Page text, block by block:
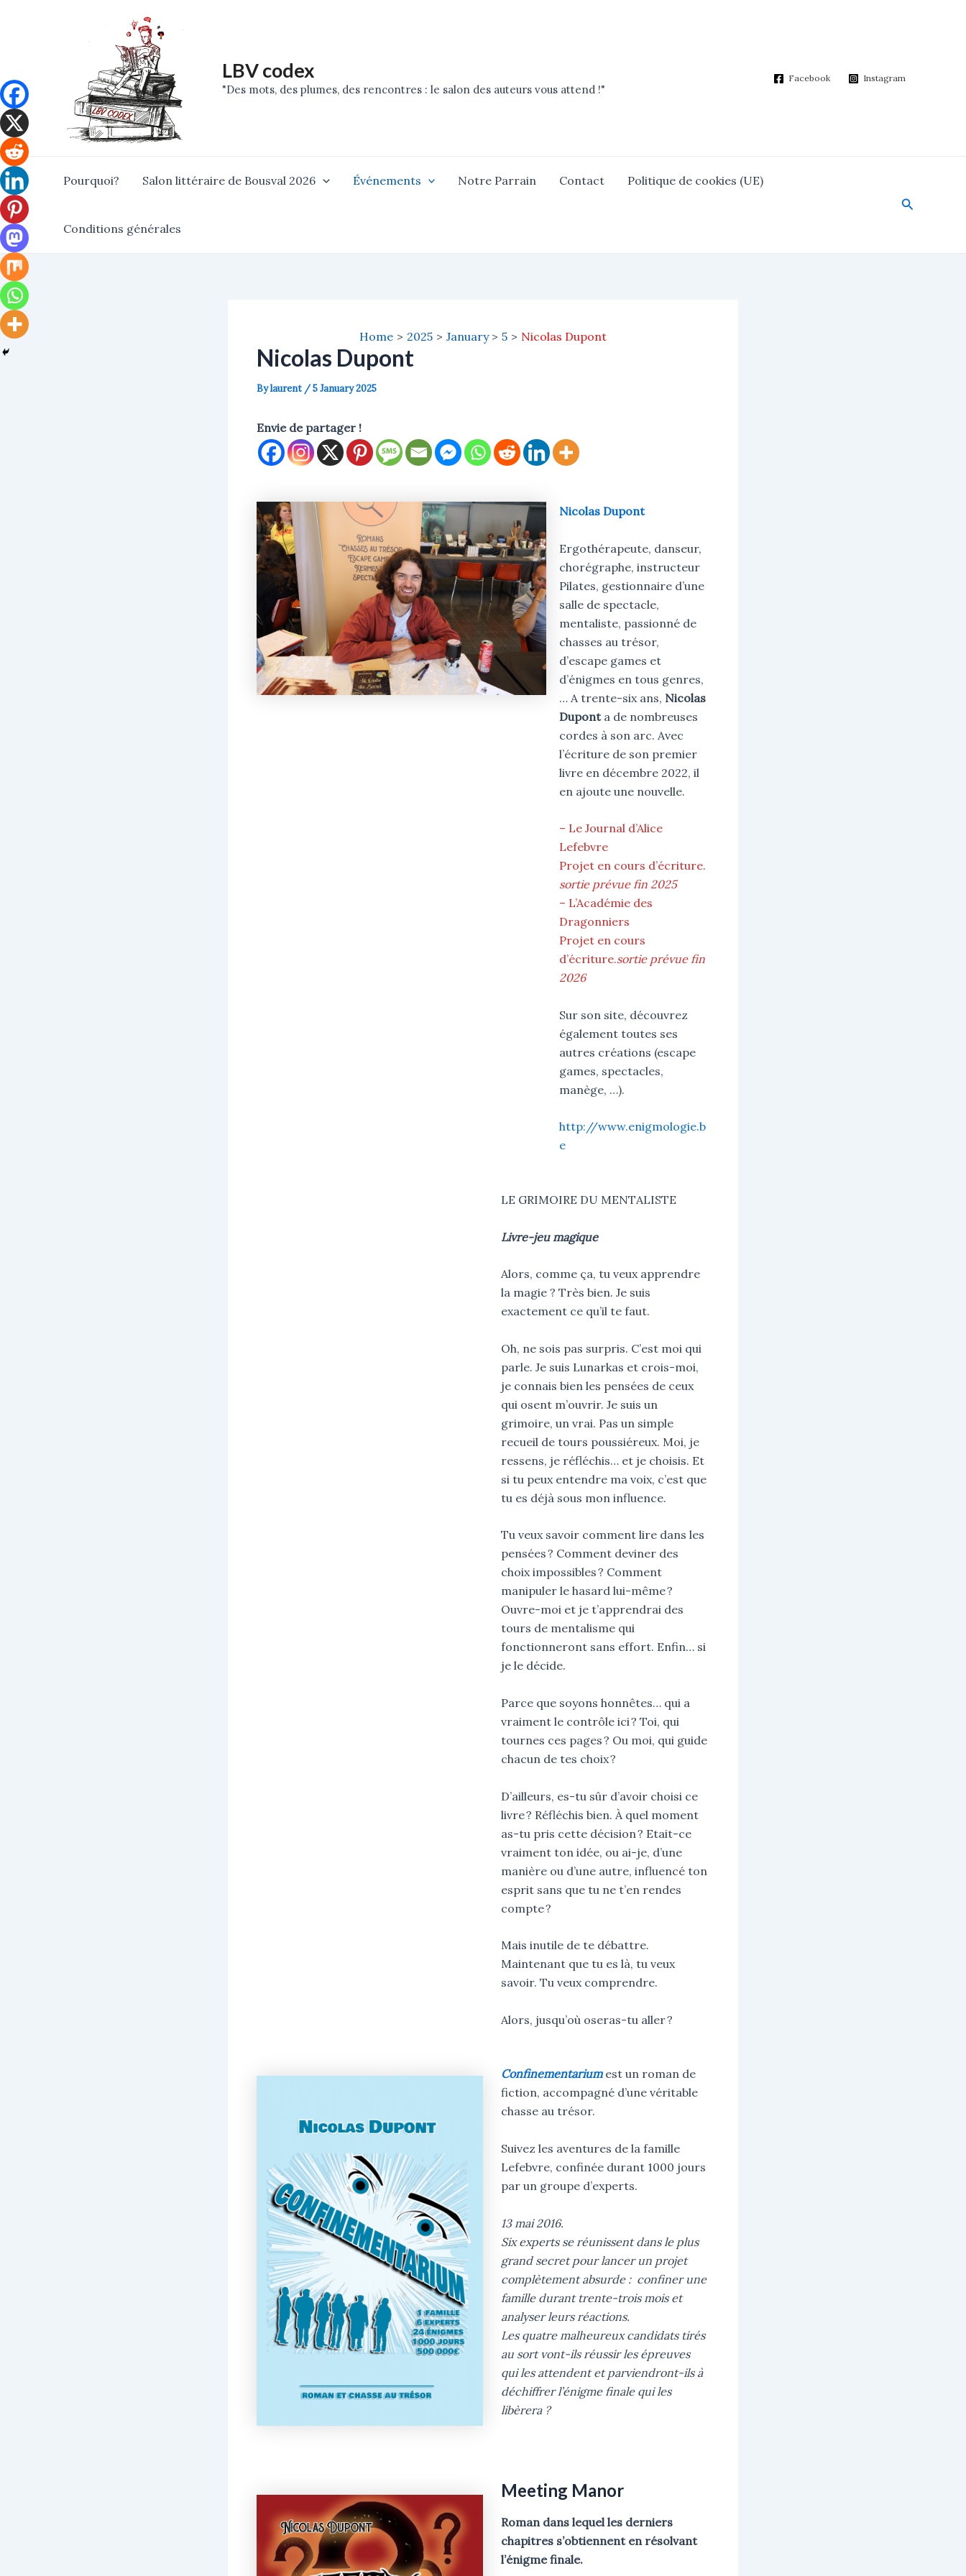
LBV codex
"Des mots, des plumes, des rencontres : le salon des auteurs vous attend !"
Facebook Instagram
Pourquoi? Salon littéraire de Bousval 2026 Événements Notre Parrain Contact Politique de cookies (UE)
Conditions générales
Search
Home 2025 January 5 Nicolas Dupont
Nicolas Dupont
Bylaurent /5 January 2025
Envie de partager !
Nicolas Dupont
Ergothérapeute, danseur,
chorégraphe, instructeur
Pilates, gestionnaire d’une
salle de spectacle,
mentaliste, passionné de
chasses au trésor,
d’escape games et
d’énigmes en tous genres,
… A trente-six ans, Nicolas
Duponta de nombreuses
cordes à son arc. Avec
l’écriture de son premier
livre en décembre 2022, il
en ajoute une nouvelle.
– Le Journal d’Alice
Lefebvre
Projet en cours d’écriture.
sortie prévue fin 2025
– L’Académie des
Dragonniers
Projet en cours
d’écriture.sortie prévue fin
2026
Sur son site, découvrez
également toutes ses
autres créations (escape
games, spectacles,
manège, …).
http://www.enigmologie.b
e
LE GRIMOIRE DU MENTALISTE
Livre-jeu magique
Alors, comme ça, tu veux apprendre
la magie ? Très bien. Je suis
exactement ce qu’il te faut.
Oh, ne sois pas surpris. C’est moi qui
parle. Je suis Lunarkas et crois-moi,
je connais bien les pensées de ceux
qui osent m’ouvrir. Je suis un
grimoire, un vrai. Pas un simple
recueil de tours poussiéreux. Moi, je
ressens, je réfléchis… et je choisis. Et
si tu peux entendre ma voix, c’est que
tu es déjà sous mon influence.
Tu veux savoir comment lire dans les
pensées ? Comment deviner des
choix impossibles ? Comment
manipuler le hasard lui-même ?
Ouvre-moi et je t’apprendrai des
tours de mentalisme qui
fonctionneront sans effort. Enfin… si
je le décide.
Parce que soyons honnêtes… qui a
vraiment le contrôle ici ? Toi, qui
tournes ces pages ? Ou moi, qui guide
chacun de tes choix ?
D’ailleurs, es-tu sûr d’avoir choisi ce
livre ? Réfléchis bien. À quel moment
as-tu pris cette décision ? Etait-ce
vraiment ton idée, ou ai-je, d’une
manière ou d’une autre, influencé ton
esprit sans que tu ne t’en rendes
compte ?
Mais inutile de te débattre.
Maintenant que tu es là, tu veux
savoir. Tu veux comprendre.
Alors, jusqu’où oseras-tu aller ?
Confinementariumest un roman de
fiction, accompagné d’une véritable
chasse au trésor.
Suivez les aventures de la famille
Lefebvre, confinée durant 1000 jours
par un groupe d’experts.
13 mai 2016.
Six experts se réunissent dans le plus
grand secret pour lancer un projet
complètement absurde : confiner une
famille durant trente-trois mois et
analyser leurs réactions.
Les quatre malheureux candidats tirés
au sort vont-ils réussir les épreuves
qui les attendent et parviendront-ils à
déchiffrer l’énigme finale qui les
libèrera ?
Meeting Manor
Roman dans lequel les derniers
chapitres s’obtiennent en résolvant
l’énigme finale.